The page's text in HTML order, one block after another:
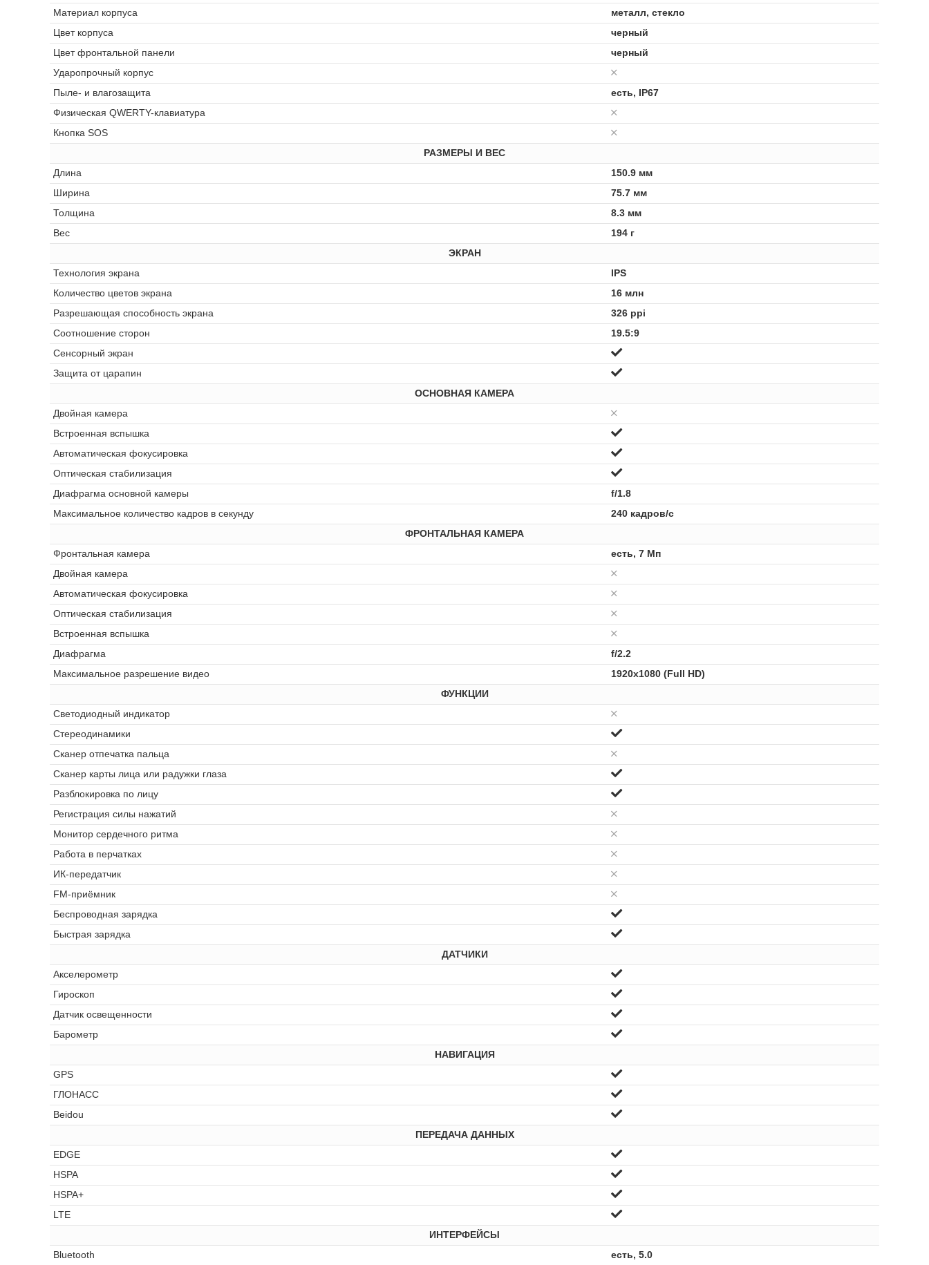
Материал корпуса
металл, стекло
Цвет корпуса
черный
Цвет фронтальной панели
черный
Ударопрочный корпус
Пыле- и влагозащита
есть, IP67
Физическая QWERTY-клавиатура
Кнопка SOS
РАЗМЕРЫ И ВЕС
Длина
150.9 мм
Ширина
75.7 мм
Толщина
8.3 мм
Вес
194 г
ЭКРАН
Технология экрана
IPS
Количество цветов экрана
16 млн
Разрешающая способность экрана
326 ppi
Соотношение сторон
19.5:9
Сенсорный экран
Защита от царапин
ОСНОВНАЯ КАМЕРА
Двойная камера
Встроенная вспышка
Автоматическая фокусировка
Оптическая стабилизация
Диафрагма основной камеры
f/1.8
Максимальное количество кадров в секунду
240 кадров/с
ФРОНТАЛЬНАЯ КАМЕРА
Фронтальная камера
есть, 7 Мп
Двойная камера
Автоматическая фокусировка
Оптическая стабилизация
Встроенная вспышка
Диафрагма
f/2.2
Максимальное разрешение видео
1920x1080 (Full HD)
ФУНКЦИИ
Светодиодный индикатор
Стереодинамики
Сканер отпечатка пальца
Сканер карты лица или радужки глаза
Разблокировка по лицу
Регистрация силы нажатий
Монитор сердечного ритма
Работа в перчатках
ИК-передатчик
FM-приёмник
Беспроводная зарядка
Быстрая зарядка
ДАТЧИКИ
Акселерометр
Гироскоп
Датчик освещенности
Барометр
НАВИГАЦИЯ
GPS
ГЛОНАСС
Beidou
ПЕРЕДАЧА ДАННЫХ
EDGE
HSPA
HSPA+
LTE
ИНТЕРФЕЙСЫ
Bluetooth
есть, 5.0